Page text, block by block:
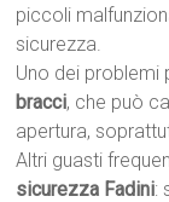
piccoli
sicurezza.
Uno dei problemi
bracci, che può
apertura,
Altri guasti
sicurezza Fadini: